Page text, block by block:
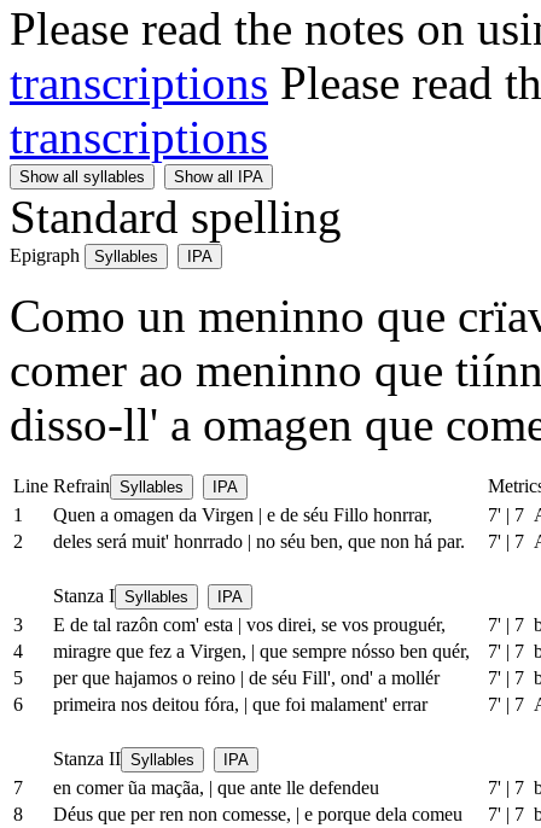
Please read the notes on
transcriptions Please read
transcriptions
Show all syllables Show all IPA
Standard spelling
Epigraph Syllables IPA
Como un meninno que
comer ao meninno que
disso-ll' a omagen que
Line Refrain Syllables IPA
1
Quen a omagen da Virgen | e de séu Fillo honrrar, 7' | 7
2
deles será muit' honrrado | no séu ben, que non há par. 7' | 7
Stanza I Syllables IPA
3 E de tal razôn com' esta | vos direi, se vos prouguér, 7' | 7
4
miragre que fez a Virgen, | que sempre nósso ben quér, 7' | 7
5
per que hajamos o reino | de séu Fill', ond' a mollér 7' | 7
6
primeira nos deitou fóra, | que foi malament' errar 7' | 7
Stanza II Syllables IPA
7 en comer ũa maçãa, | que ante lle defendeu 7' | 7
8
Déus que per ren non comesse, | e porque dela comeu 7' | 7